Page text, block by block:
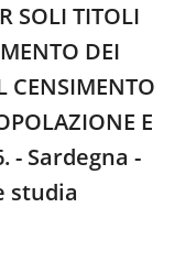
SOLI TITOLI
DEI
CENSIMENTO
E
- Sardegna -
studia